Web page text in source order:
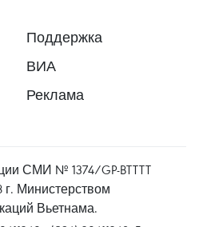
Поддержка
ВИА
Реклама
СМИ № 1374/GP-BTTTT
г. Министерством
Вьетнама.